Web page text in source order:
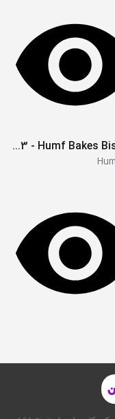
E23 - Humf Bakes Biscuits